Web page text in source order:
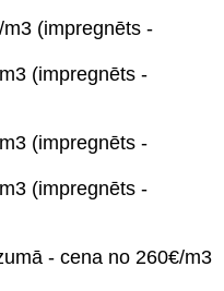
(impregnēts -
(impregnēts -
(impregnēts -
(impregnēts -
- cena no 260€/m3